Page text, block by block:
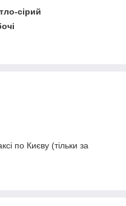
сірий
по Києву (тільки за